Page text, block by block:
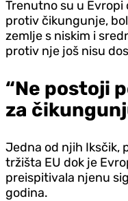
Trenutno su u
protiv čikungunje,
zemlje s niskim i
protiv nje još nisu
“Ne postoji
za
Jedna od njih Iksčik,
tržišta EU dok je
preispitivala njenu
godina.